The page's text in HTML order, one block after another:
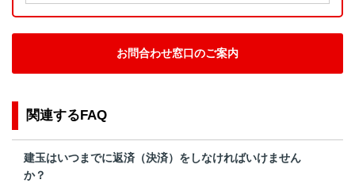
お問合わせ窓口のご案内
関連するFAQ
建玉はいつまでに返済（決済）をしなければいけません
か？